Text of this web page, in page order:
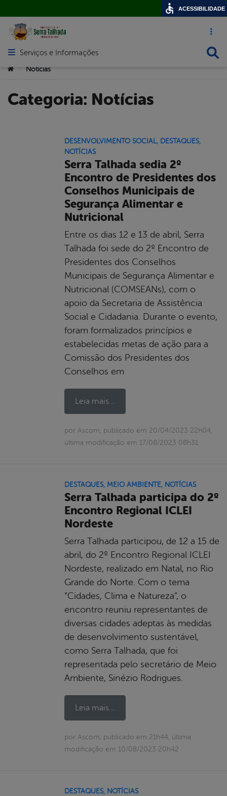
Acesso
Abrir menu principal de navegação
Serviços e Informações
Você está aqui:
Notícias
Categoria: Notícias
DESENVOLVIMENTO SOCIAL, DESTAQUES,
NOTÍCIAS
Serra Talhada sedia 2º
Encontro de Presidentes dos
Conselhos Municipais de
Segurança Alimentar e
Nutricional
Entre os dias 12 e 13 de abril, Serra
Talhada foi sede do 2º Encontro de
Presidentes dos Conselhos
Municipais de Segurança Alimentar e
Nutricional (COMSEANs), com o
apoio da Secretaria de Assistência
Social e Cidadania. Durante o evento,
foram formalizados princípios e
estabelecidas metas de ação para a
Comissão dos Presidentes dos
Conselhos em
Leia mais...
por Ascom, publicado em 20/04/2023 22h04,
última modificação em 17/08/2023 08h31
DESTAQUES, MEIO AMBIENTE, NOTÍCIAS
Serra Talhada participa do 2º
Encontro Regional ICLEI
Nordeste
Serra Talhada participou, de 12 a 15 de
abril, do 2º Encontro Regional ICLEI
Nordeste, realizado em Natal, no Rio
Grande do Norte. Com o tema
“Cidades, Clima e Natureza”, o
encontro reuniu representantes de
diversas cidades adeptas às medidas
de desenvolvimento sustentável,
como Serra Talhada, que foi
representada pelo secretário de Meio
Ambiente, Sinézio Rodrigues.
Leia mais...
por Ascom, publicado em 21h44, última
modificação em 10/08/2023 20h42
DESTAQUES, NOTÍCIAS
ACESSIBILIDADE